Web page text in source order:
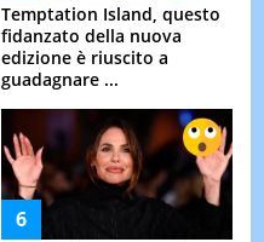
Temptation Island, questo
fidanzato della nuova
edizione è riuscito a
guadagnare ...